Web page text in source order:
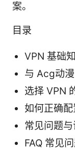
案。
目录
VPN 基础
与 Acg动
选择 VPN
如何正确
常见问题
FAQ 常见